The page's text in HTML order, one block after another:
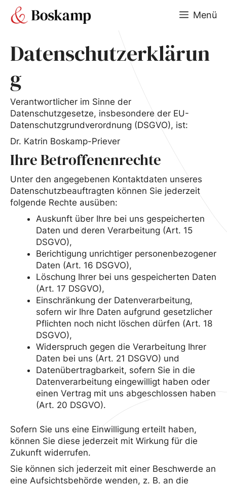
Zum
Inhalt
Menü
Datenschutzerklärun
g
Verantwortlicher im Sinne der
Datenschutzgesetze, insbesondere der EU-
Datenschutzgrundverordnung (DSGVO), ist:
Dr. Katrin Boskamp-Priever
Ihre Betroffenenrechte
Unter den angegebenen Kontaktdaten unseres
Datenschutzbeauftragten können Sie jederzeit
folgende Rechte ausüben:
Auskunft über Ihre bei uns gespeicherten
Daten und deren Verarbeitung (Art. 15
DSGVO),
Berichtigung unrichtiger personenbezogener
Daten (Art. 16 DSGVO),
Löschung Ihrer bei uns gespeicherten Daten
(Art. 17 DSGVO),
Einschränkung der Datenverarbeitung,
sofern wir Ihre Daten aufgrund gesetzlicher
Pflichten noch nicht löschen dürfen (Art. 18
DSGVO),
Widerspruch gegen die Verarbeitung Ihrer
Daten bei uns (Art. 21 DSGVO) und
Datenübertragbarkeit, sofern Sie in die
Datenverarbeitung eingewilligt haben oder
einen Vertrag mit uns abgeschlossen haben
(Art. 20 DSGVO).
Sofern Sie uns eine Einwilligung erteilt haben,
können Sie diese jederzeit mit Wirkung für die
Zukunft widerrufen.
Sie können sich jederzeit mit einer Beschwerde an
eine Aufsichtsbehörde wenden, z. B. an die